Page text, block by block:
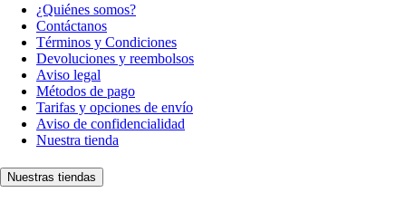
¿Quiénes somos?
Contáctanos
Términos y Condiciones
Devoluciones y reembolsos
Aviso legal
Métodos de pago
Tarifas y opciones de envío
Aviso de confidencialidad
Nuestra tienda
Nuestras tiendas